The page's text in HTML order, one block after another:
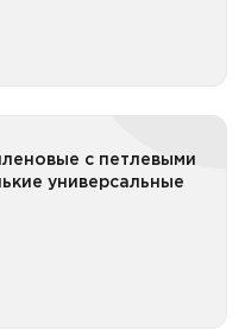
с петлевыми
универсальные
с петлевыми ручками
универсальные